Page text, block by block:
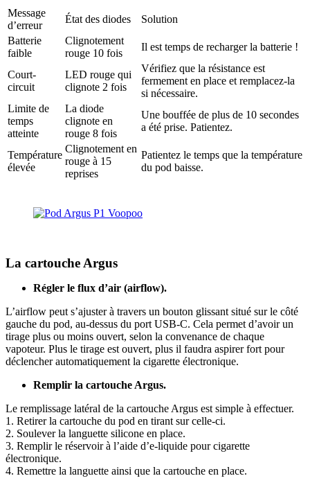
Message
d’erreur
État des diodes
Solution
Batterie
faible
Clignotement
rouge 10 fois
Il est temps de recharger la batterie !
Court-
circuit
LED rouge qui
clignote 2 fois
Vérifiez que la résistance est
fermement en place et remplacez-la
si nécessaire.
Limite de
temps
atteinte
La diode
clignote en
rouge 8 fois
Une bouffée de plus de 10 secondes
a été prise. Patientez.
Température
élevée
Clignotement en
rouge à 15
reprises
Patientez le temps que la température
du pod baisse.
La cartouche Argus
Régler le flux d’air (airflow).
L’airflow peut s’ajuster à travers un bouton glissant situé sur le côté
gauche du pod, au-dessus du port USB-C. Cela permet d’avoir un
tirage plus ou moins ouvert, selon la convenance de chaque
vapoteur. Plus le tirage est ouvert, plus il faudra aspirer fort pour
déclencher automatiquement la cigarette électronique.
Remplir la cartouche Argus.
Le remplissage latéral de la cartouche Argus est simple à effectuer.
1. Retirer la cartouche du pod en tirant sur celle-ci.
2. Soulever la languette silicone en place.
3. Remplir le réservoir à l’aide d’e-liquide pour cigarette
électronique.
4. Remettre la languette ainsi que la cartouche en place.